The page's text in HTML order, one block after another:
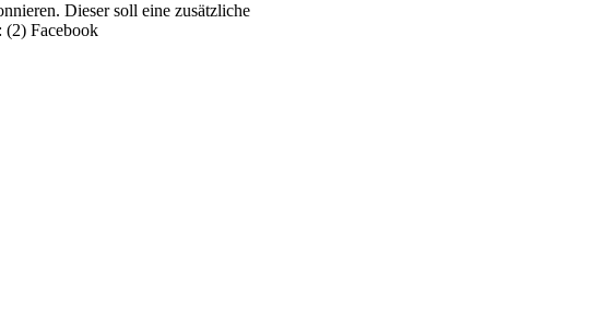
Dieser soll eine zusätzliche
Facebook